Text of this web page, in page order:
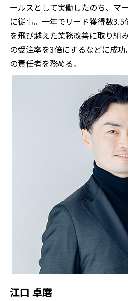
ールスとして実働したのち、マ
に従事。一年でリード獲得数
を飛び越えた業務改善に取り組
の受注率を3倍にするなどに成
の責任者を務める。
江口 卓磨